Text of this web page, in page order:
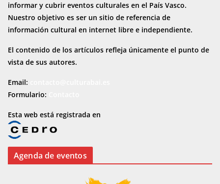
informar y cubrir eventos culturales en el País Vasco.
Nuestro objetivo es ser un sitio de referencia de
información cultural en internet libre e independiente.
El contenido de los artículos refleja únicamente el punto de
vista de sus autores.
Email:
Formulario:
Esta web está registrada en
Agenda de eventos